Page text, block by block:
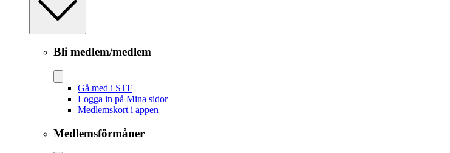
Bli medlem/medlem
Gå med i STF
Logga in på Mina sidor
Medlemskort i appen
Medlemsförmåner